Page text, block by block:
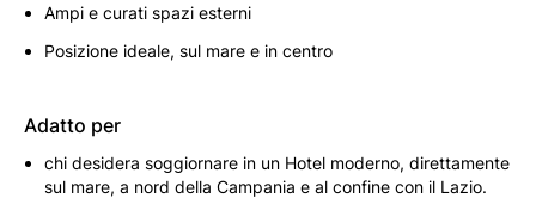
Ampi e curati spazi esterni
Posizione ideale, sul mare e in centro
Adatto per
chi desidera soggiornare in un Hotel moderno, direttamente
sul mare, a nord della Campania e al confine con il Lazio.